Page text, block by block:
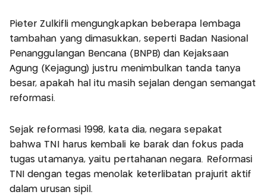
Pieter Zulkifli mengungkapkan beberapa lembaga
tambahan yang dimasukkan, seperti Badan Nasional
Penanggulangan Bencana (BNPB) dan Kejaksaan
Agung (Kejagung) justru menimbulkan tanda tanya
besar, apakah hal itu masih sejalan dengan semangat
reformasi.
Sejak reformasi 1998, kata dia, negara sepakat
bahwa TNI harus kembali ke barak dan fokus pada
tugas utamanya, yaitu pertahanan negara. Reformasi
TNI dengan tegas menolak keterlibatan prajurit aktif
dalam urusan sipil.